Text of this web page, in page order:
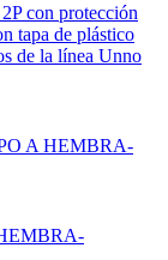
con protección
tapa de plástico
de la línea Unno
A HEMBRA-